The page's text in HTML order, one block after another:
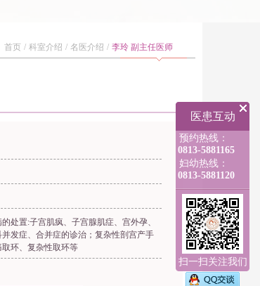
首页 / 科室介绍 / 名医介绍 / 李玲 副主任医师
处置:子宫肌疯、子宫腺肌症、宫外孕、
发症、合并症的诊治；复杂性剖宫产手
环、复杂性取环等
医患互动
预约热线：
0813-5881165
妇幼热线：
0813-5881120
扫一扫关注我们